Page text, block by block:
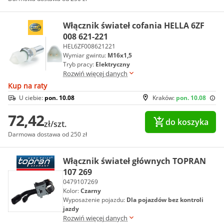
Włącznik świateł cofania HELLA 6ZF
008 621-221
HEL6ZF008621221
Wymiar gwintu: M16x1,5
Tryb pracy: Elektryczny
Rozwiń więcej danych
Kup na raty
Kraków: pon. 10.08
U ciebie: pon. 10.08
72,42zł/szt.
Darmowa dostawa od 250 zł
do koszyka
Włącznik świateł głównych TOPRAN
107 269
0479107269
Kolor:Czarny
Wyposażenie pojazdu: Dla pojazdów bez kontroli
jazdy
Rozwiń więcej danych